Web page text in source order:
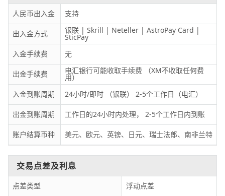
人民币出入金 支持
出入金方式 银联 | Skrill | Neteller | AstroPay Card |
SticPay
入金手续费
无
出金手续费 电汇银行可能收取手续费 （XM不收取任何费
用）
入金到账周期
24小时/即时 （银联） 2-5个工作日（电汇）
出金到账周期 工作日的24小时内处理， 2-5个工作日内到账
账户结算币种 美元、欧元、英镑、日元、瑞士法郎、南非兰特
交易点差及利息
点差类型 浮动点差